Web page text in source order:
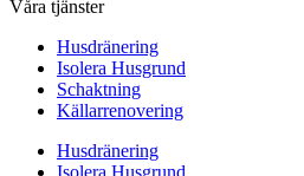
Våra tjänster
Husdränering
Isolera Husgrund
Schaktning
Källarrenovering
Husdränering